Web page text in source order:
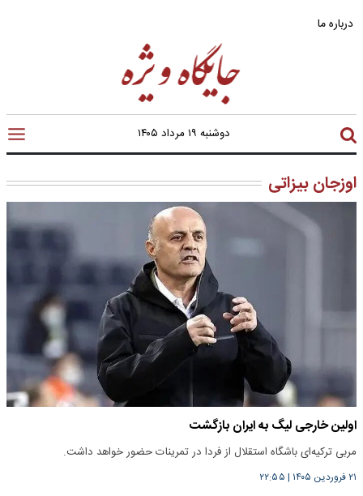
درباره ما
دوشنبه ۱۹ مرداد ۱۴۰۵
اوزجان بیزاتی
اولین خارجی لیگ به ایران بازگشت
مربی ترکیه‌ای باشگاه استقلال از فردا در تمرینات حضور خواهد داشت.
۲۱ فروردین ۱۴۰۵ | ۲۲:۵۵